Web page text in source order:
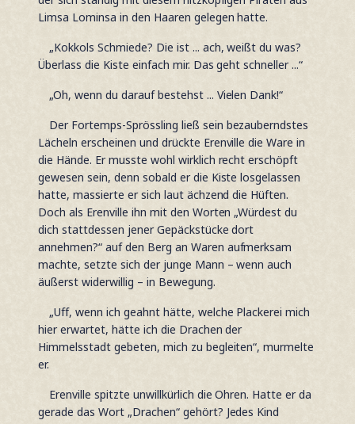
Limsa Lominsa in den Haaren gelegen hatte.
„Kokkols Schmiede? Die ist ... ach, weißt du was?
Überlass die Kiste einfach mir. Das geht schneller ...“
„Oh, wenn du darauf bestehst ... Vielen Dank!“
Der Fortemps-Sprössling ließ sein bezauberndstes
Lächeln erscheinen und drückte Erenville die Ware in
die Hände. Er musste wohl wirklich recht erschöpft
gewesen sein, denn sobald er die Kiste losgelassen
hatte, massierte er sich laut ächzend die Hüften.
Doch als Erenville ihn mit den Worten „Würdest du
dich stattdessen jener Gepäckstücke dort
annehmen?“ auf den Berg an Waren aufmerksam
machte, setzte sich der junge Mann – wenn auch
äußerst widerwillig – in Bewegung.
„Uff, wenn ich geahnt hätte, welche Plackerei mich
hier erwartet, hätte ich die Drachen der
Himmelsstadt gebeten, mich zu begleiten“, murmelte
er.
Erenville spitzte unwillkürlich die Ohren. Hatte er da
gerade das Wort „Drachen“ gehört? Jedes Kind